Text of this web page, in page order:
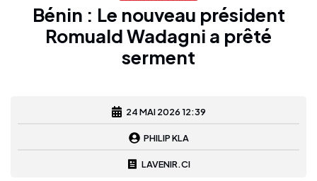
Bénin : Le nouveau président
Romuald Wadagni a prêté
serment
24 MAI 2026 12:39
PHILIP KLA
LAVENIR.CI